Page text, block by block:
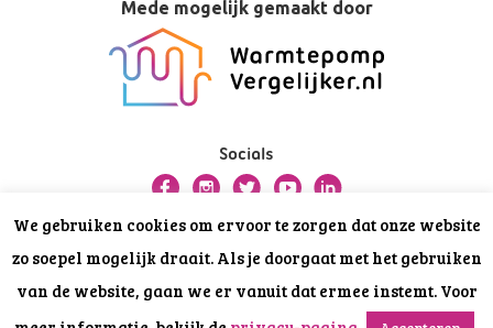
Mede mogelijk gemaakt door
Socials
Over deze website
Privacy
Disclaimer
We gebruiken cookies om ervoor te zorgen dat onze website
zo soepel mogelijk draait. Als je doorgaat met het gebruiken
van de website, gaan we er vanuit dat ermee instemt. Voor